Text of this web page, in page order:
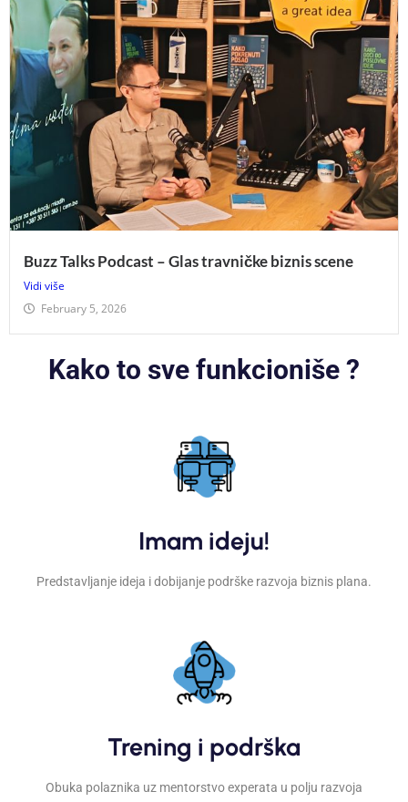
Buzz Talks Podcast – Glas travničke biznis scene
Vidi više
February 5, 2026
Kako to sve funkcioniše ?
Imam ideju!
Predstavljanje ideja i dobijanje podrške razvoja biznis plana.
Trening i podrška
Obuka polaznika uz mentorstvo experata u polju razvoja